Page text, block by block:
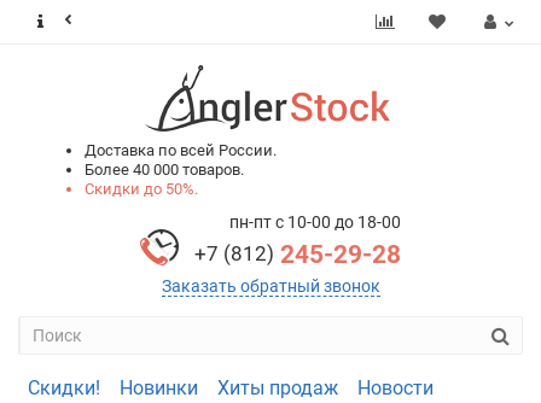
Доставка по всей России.
Более 40 000 товаров.
Скидки до 50%.
пн-пт с 10-00 до 18-00
+7 (812) 245-29-28
Заказать обратный звонок
Скидки! Новинки Хиты продаж
Новости